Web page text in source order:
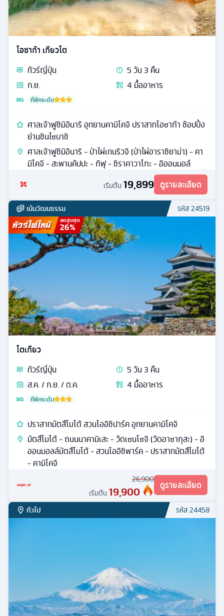
โอซาก้า เกียวโต
ทัวร์ญี่ปุ่น 5วัน3 คืน
ก.ย.
4 มื้ออาหาร
ที่พักระดับ
ศาลเจ้าฟูชิมิอินาริ อุทยานคามิโคจิ ปราสาทโอซาก้า ช้อปปิ้ง
ย่านชินไซบาชิ
ศาลเจ้าฟูชิมิอินาริ - ป่าไผ่เทนริวจิ (ป่าไผ่อาราชิยาม่า) - คา
มิโคจิ - สะพานคัปปะ - กิฟุ - ชิราคาวาโกะ - อิออนมอล์
เริ่มต้น 19,899 ดูรายละเอียด
เน้นวัฒนธรรม รหัส24519
ลดสูงสุด
26%
โตเกียว
ทัวร์ญี่ปุ่น 5วัน3 คืน
ส.ค. / ก.ย. / ต.ค.
4 มื้ออาหาร
ที่พักระดับ
ปราสาทมัตสึโมโต้ สวนโออิชิปาร์ค อุทยานคามิโคจิ
มัตสึโมโต้ - ถนนนาคามิเสะ - วัดเซนโซจิ (วัดอาซากุสะ) - อิ
ออนมอลล์มัตสึโมโต้ - สวนโออิชิพาร์ค - ปราสาทมัตสึโมโต้
- คามิโคจิ
26,900
เริ่มต้น 19,900 ดูรายละเอียด
ทั่วไป รหัส24458